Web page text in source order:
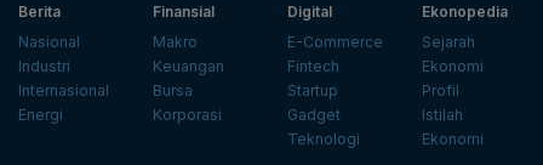
Berita
Nasional
Industri
Internasional
Energi
Finansial
Makro
Keuangan
Bursa
Korporasi
Digital
E-Commerce
Fintech
Startup
Gadget
Teknologi
Ekonopedia
Sejarah
Ekonomi
Profil
Istilah
Ekonomi